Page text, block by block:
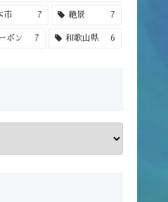
市 7 絶景 7
ボン 7 和歌山県 6